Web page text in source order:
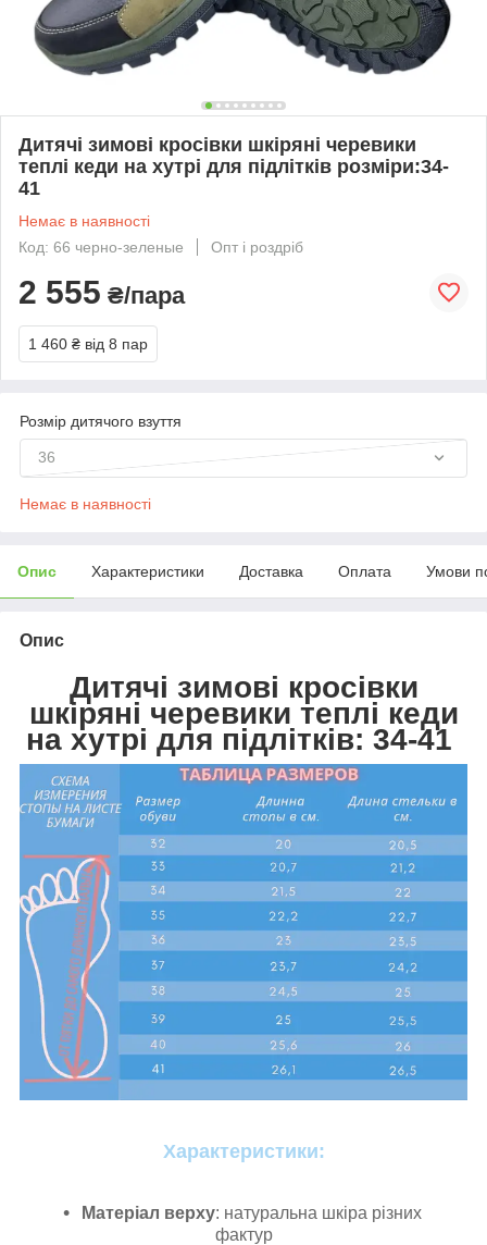
Дитячі зимові кросівки шкіряні черевики
теплі кеди на хутрі для підлітків розміри:34-
41
Немає в наявності
Код: 66 черно-зеленые
Опт і роздріб
2 555 ₴/пара
1 460 ₴ від 8 пар
Розмір дитячого взуття
36
Немає в наявності
Опис Характеристики Доставка Оплата Умови
Опис
Дитячі зимові кросівки
шкіряні черевики теплі кеди
на хутрі для підлітків: 34-41
Характеристики:
Матеріал верху: натуральна шкіра різних
фактур